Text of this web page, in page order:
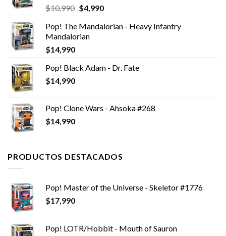
$10,990 El
original
era:
$4,990El
actual
Pop! The Mandalorian - Heavy Infantry
Mandalorian
$14,990
Pop! Black Adam - Dr. Fate
$14,990
Pop! Clone Wars - Ahsoka #268
$14,990
PRODUCTOS DESTACADOS
Pop! Master of the Universe - Skeletor #1776
$17,990
Pop! LOTR/Hobbit - Mouth of Sauron